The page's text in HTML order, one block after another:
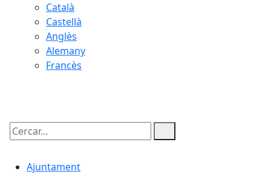
Català
Castellà
Anglès
Alemany
Francès
Cercar:
Ajuntament